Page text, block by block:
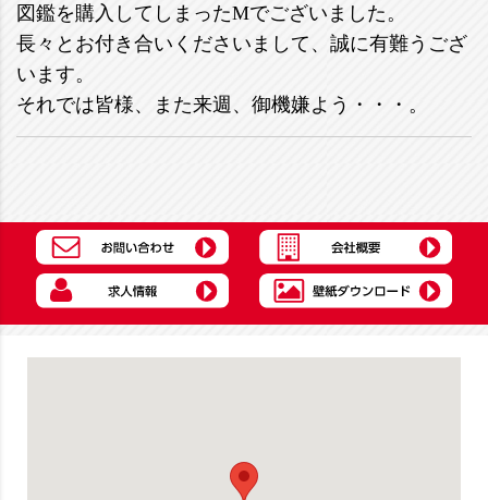
図鑑を購入してしまったMでございました。
長々とお付き合いくださいまして、誠に有難うござ
います。
それでは皆様、また来週、御機嫌よう・・・。